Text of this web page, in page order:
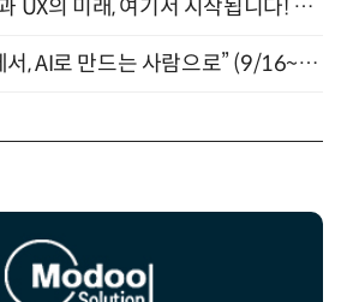
대한민국 인공지능과 UX의 미래, 여기서 시작됩니다! UX Korea 2026 - Fall 9월 2일 개최
“AI에게 묻는 사람에서, AI로 만드는 사람으로” (9/16~17)